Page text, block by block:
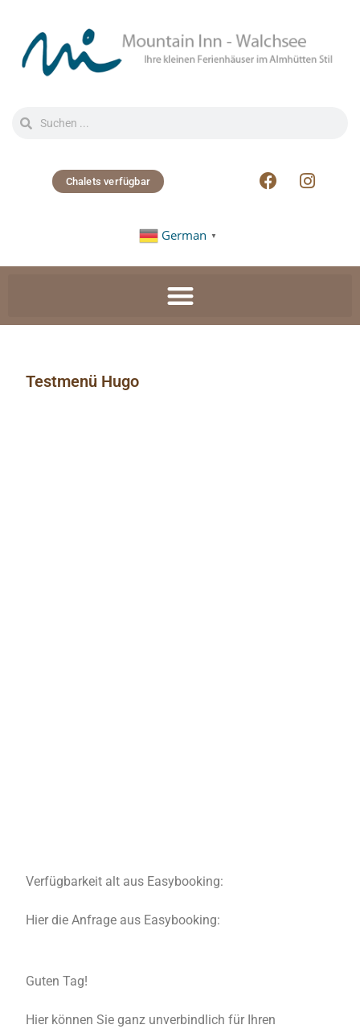
Chalets verfügbar
German ▼
Testmenü Hugo
Verfügbarkeit alt aus Easybooking:
Hier die Anfrage aus Easybooking:
Guten Tag!
Hier können Sie ganz unverbindlich für Ihren